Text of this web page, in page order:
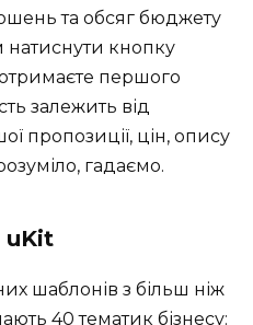
та обсяг бюджету
натиснути кнопку
першого
залежить від
пропозиції, цін, опису
гадаємо.
uKit
шаблонів з більш ніж
40 тематик бізнесу: